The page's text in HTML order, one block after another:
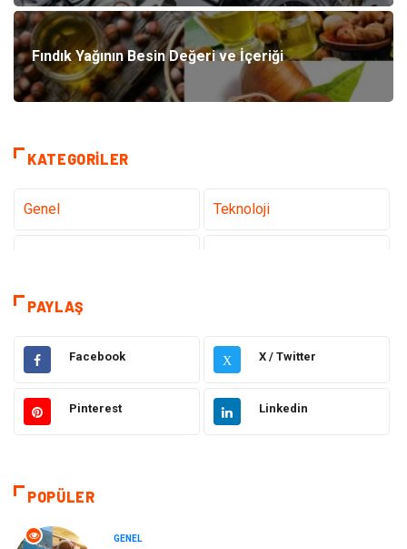
Fındık Yağının Besin Değeri ve İçeriği
KATEGORILER
Genel Teknoloji
Eğitim
Makine Elektronik
Gıda Otomotiv
Emlak
Bilgisayar & Yazılım
PAYLAŞ
Facebook X X / Twitter
Pinterest Linkedin
POPÜLER
GENEL